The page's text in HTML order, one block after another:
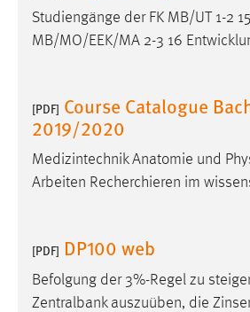
Studiengänge der FK MB/UT 1-2
MB/MO/EEK/MA 2-3 16
[PDF] Course Catalogue
2019/2020
Medizintechnik Anatomie und
Arbeiten Recherchieren im
[PDF] DP100 web
Befolgung der 3%-Regel zu
Zentralbank auszuüben, die